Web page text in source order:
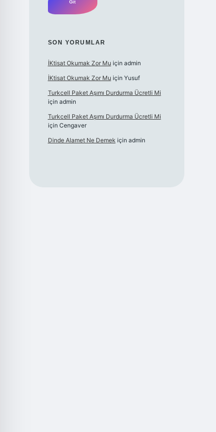
SON YORUMLAR
İKtisat Okumak Zor Mu için admin
İKtisat Okumak Zor Mu için Yusuf
Turkcell Paket Aşımı Durdurma Ücretli Mi
için admin
Turkcell Paket Aşımı Durdurma Ücretli Mi
için Cengaver
Dinde Alamet Ne Demek için admin